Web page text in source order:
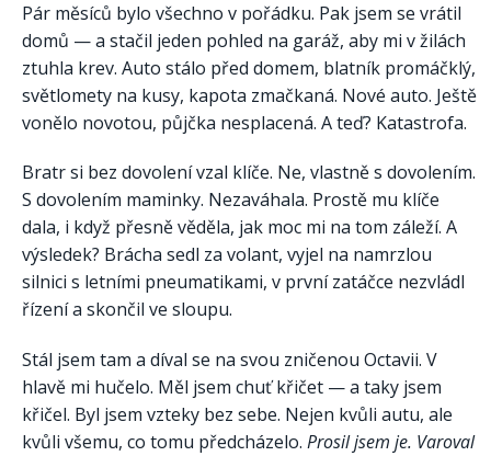
Pár měsíců bylo všechno v pořádku. Pak jsem se vrátil
domů — a stačil jeden pohled na garáž, aby mi v žilách
ztuhla krev. Auto stálo před domem, blatník promáčklý,
světlomety na kusy, kapota zmačkaná. Nové auto. Ještě
vonělo novotou, půjčka nesplacená. A teď? Katastrofa.
Bratr si bez dovolení vzal klíče. Ne, vlastně s dovolením.
S dovolením maminky. Nezaváhala. Prostě mu klíče
dala, i když přesně věděla, jak moc mi na tom záleží. A
výsledek? Brácha sedl za volant, vyjel na namrzlou
silnici s letními pneumatikami, v první zatáčce nezvládl
řízení a skončil ve sloupu.
Stál jsem tam a díval se na svou zničenou Octavii. V
hlavě mi hučelo. Měl jsem chuť křičet — a taky jsem
křičel. Byl jsem vzteky bez sebe. Nejen kvůli autu, ale
kvůli všemu, co tomu předcházelo. Prosil jsem je. Varoval